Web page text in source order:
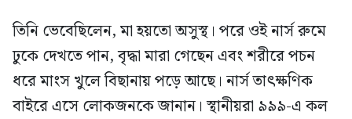
তিনি ভেবেছিলেন, মা হয়তো অসুস্থ। পরে ওই নার্স রুমে
ঢুকে দেখতে পান, বৃদ্ধা মারা গেছেন এবং শরীরে পচন
ধরে মাংস খুলে বিছানায় পড়ে আছে। নার্স তাৎক্ষণিক
বাইরে এসে লোকজনকে জানান। স্থানীয়রা ৯৯৯-এ কল